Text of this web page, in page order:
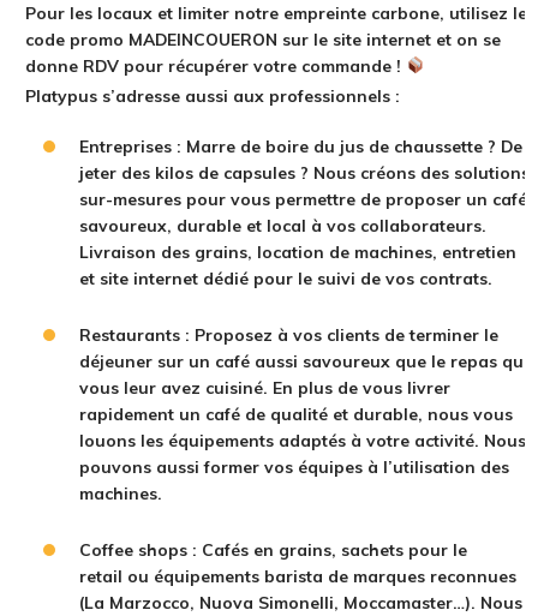
Pour les locaux et limiter notre empreinte carbone, utilisez le
code promo MADEINCOUERON sur le site internet et on se
donne RDV pour récupérer votre commande !
Platypus s’adresse aussi aux professionnels :
Entreprises : Marre de boire du jus de chaussette ? De
jeter des kilos de capsules ? Nous créons des solutions
sur-mesures pour vous permettre de proposer un café
savoureux, durable et local à vos collaborateurs.
Livraison des grains, location de machines, entretien
et site internet dédié pour le suivi de vos contrats.
Restaurants : Proposez à vos clients de terminer le
déjeuner sur un café aussi savoureux que le repas que
vous leur avez cuisiné. En plus de vous livrer
rapidement un café de qualité et durable, nous vous
louons les équipements adaptés à votre activité. Nous
pouvons aussiformer vos équipes à l’utilisation des
machines.
Coffee shops : Cafés en grains, sachets pour le
retail ou équipements barista de marques reconnues
(La Marzocco, Nuova Simonelli, Moccamaster…). Nous